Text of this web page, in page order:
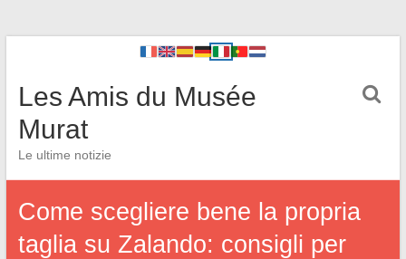
Les Amis du Musée
Murat
Le ultime notizie
Come scegliere bene la propria
taglia su Zalando: consigli per